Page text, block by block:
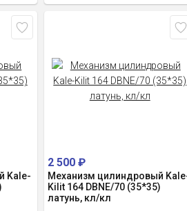
Kale-
2 500₽
Механизм цилиндровый
Kilit 164 DBNE/70 (35*35)
латунь, кл/кл